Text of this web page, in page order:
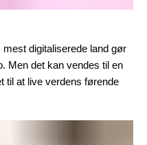
digitaliserede land gør
Men det kan vendes til en
til at live verdens førende